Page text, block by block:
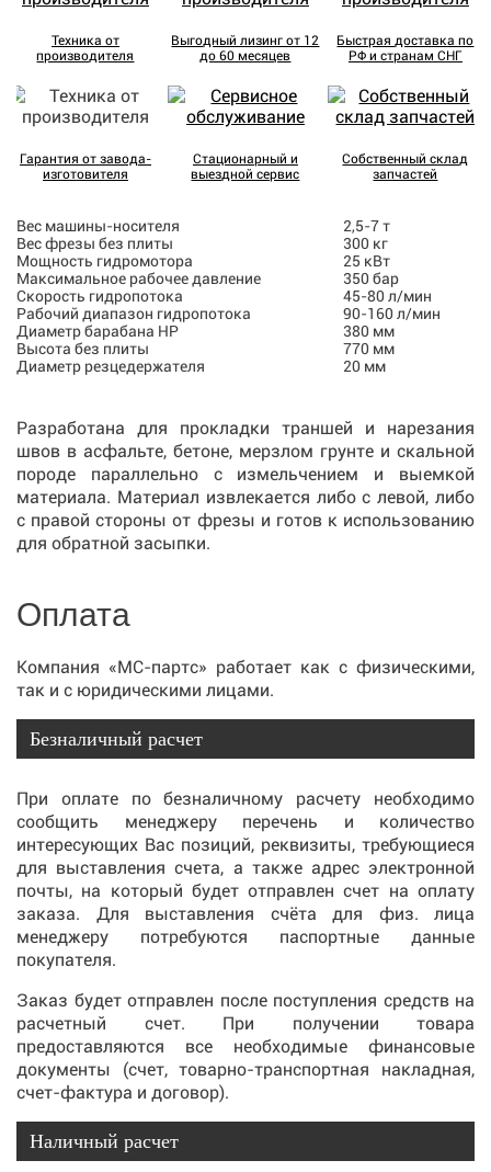
Техника от
производителя
Выгодный лизинг от 12
до 60 месяцев
Быстрая доставка по
РФ и странам СНГ
Гарантия от завода-
изготовителя
Стационарный и
выездной сервис
Собственный склад
запчастей
Вес машины-носителя
2,5-7 т
Вес фрезы без плиты
300 кг
Мощность гидромотора
25 кВт
Максимальное рабочее давление
350 бар
Скорость гидропотока
45-80 л/мин
Рабочий диапазон гидропотока
90-160 л/мин
Диаметр барабана HP
380 мм
Высота без плиты
770 мм
Диаметр резцедержателя
20 мм
Разработана для прокладки траншей и нарезания
швов в асфальте, бетоне, мерзлом грунте и скальной
породе параллельно с измельчением и выемкой
материала. Материал извлекается либо с левой, либо
с правой стороны от фрезы и готов к использованию
для обратной засыпки.
Оплата
Компания «МС-партс» работает как с физическими,
так и с юридическими лицами.
Безналичный расчет
При оплате по безналичному расчету необходимо
сообщить менеджеру перечень и количество
интересующих Вас позиций, реквизиты, требующиеся
для выставления счета, а также адрес электронной
почты, на который будет отправлен счет на оплату
заказа. Для выставления счёта для физ. лица
менеджеру потребуются паспортные данные
покупателя.
Заказ будет отправлен после поступления средств на
расчетный счет. При получении товара
предоставляются все необходимые финансовые
документы (счет, товарно-транспортная накладная,
счет-фактура и договор).
Наличный расчет